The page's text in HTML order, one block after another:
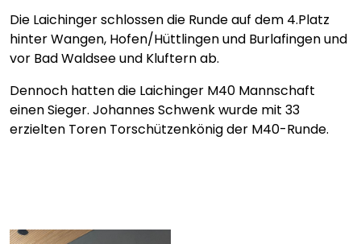
Die Laichinger schlossen die Runde auf dem 4.Platz
hinter Wangen, Hofen/Hüttlingen und Burlafingen und
vor Bad Waldsee und Kluftern ab.
Dennoch hatten die Laichinger M40 Mannschaft
einen Sieger. Johannes Schwenk wurde mit 33
erzielten Toren Torschützenkönig der M40-Runde.